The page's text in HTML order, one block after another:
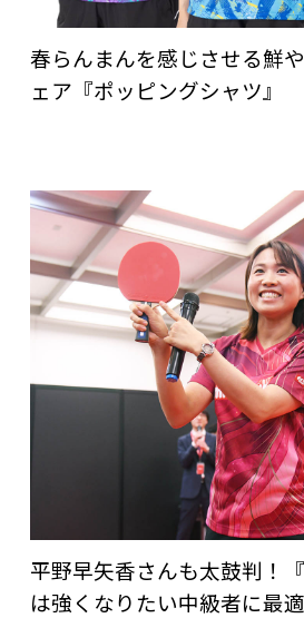
春らんまんを感じさせる鮮
ェア『ポッピングシャツ』
平野早矢香さんも太鼓判！
は強くなりたい中級者に最適